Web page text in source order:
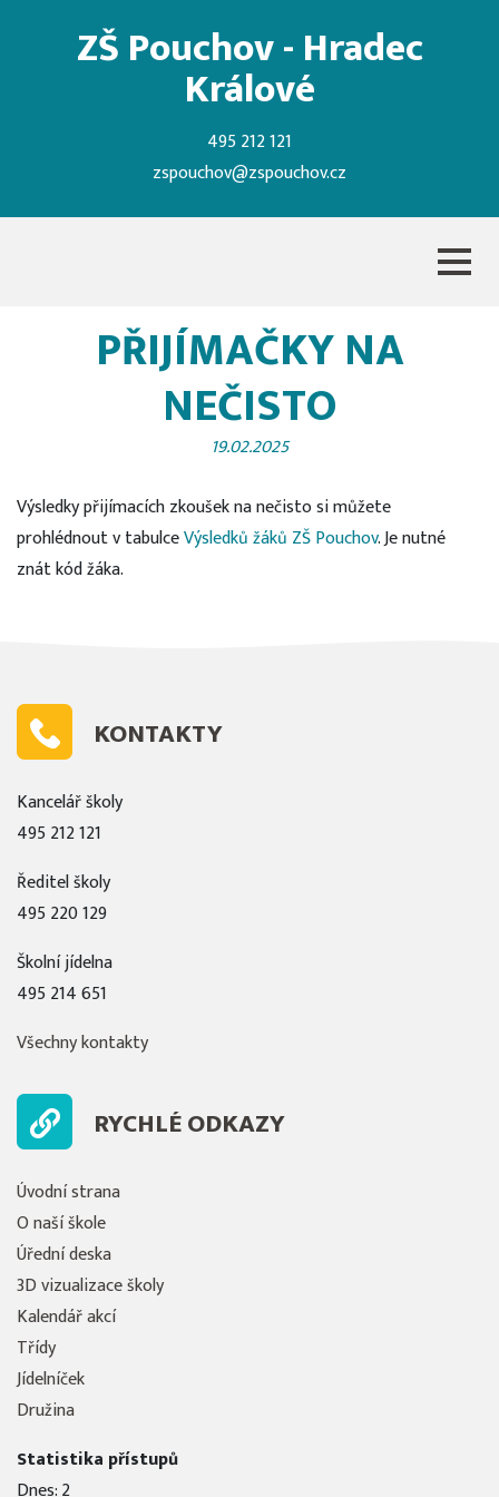
ZŠ Pouchov - Hradec
Králové
495 212 121
zspouchov@zspouchov.cz
PŘIJÍMAČKY NA
NEČISTO
19.02.2025
Výsledky přijímacích zkoušek na nečisto si můžete
prohlédnout v tabulceVýsledků žáků ZŠ Pouchov. Je nutné
znát kód žáka.
KONTAKTY
Kancelář školy
495 212 121
Ředitel školy
495 220 129
Školní jídelna
495 214 651
Všechny kontakty
RYCHLÉ ODKAZY
Úvodní strana
O naší škole
Úřední deska
3D vizualizace školy
Kalendář akcí
Třídy
Jídelníček
Družina
Statistika přístupů
Dnes: 2